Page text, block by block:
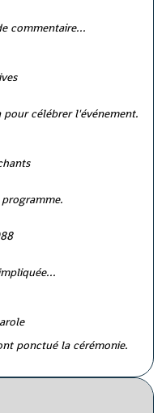
commentaire...
célébrer l'événement.
ponctué la cérémonie.